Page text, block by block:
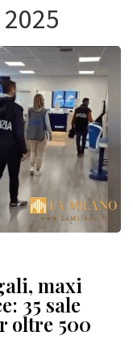
maxi
35 sale
oltre 500